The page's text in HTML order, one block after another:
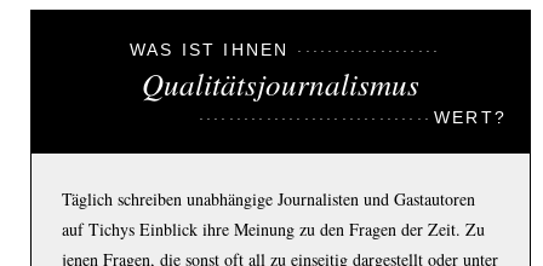
WAS IST IHNEN
Qualitätsjournalismus
WERT?
Täglich schreiben unabhängige Journalisten und Gastautoren
auf Tichys Einblick ihre Meinung zu den Fragen der Zeit. Zu
jenen Fragen, die sonst oft all zu einseitig dargestellt oder unter